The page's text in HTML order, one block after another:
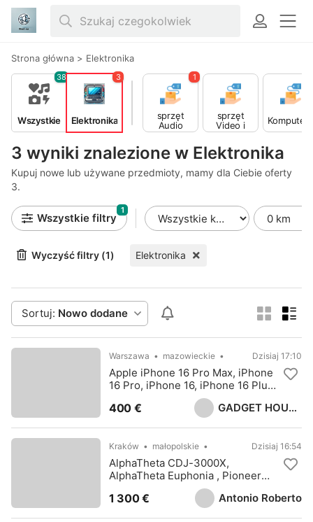
Strona główna > Elektronika
3 wyniki znalezione w Elektronika
Kupuj nowe lub używane przedmioty, mamy dla Ciebie oferty
3.
Wszystkie
38
Elektronika
3
sprzęt
Audio
1
sprzęt
Video i
Foto
Komputery
Wszystkie filtry
1
Wyczyść filtry (1) Elektronika
Sortuj: Nowo dodane
GADGET HOUSE LTD
Warszawa mazowieckie Dzisiaj 17:10
Apple iPhone 16 Pro Max, iPhone
16 Pro, iPhone 16, iPhone 16 Plus,
Samsung S25 Ultra, Sony PS5
Pro
400 €
Antonio Roberto
Kraków małopolskie Dzisiaj 16:54
AlphaTheta CDJ-3000X,
AlphaTheta Euphonia , Pioneer
1 300 €